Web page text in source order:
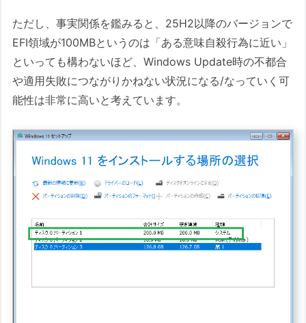
ただし、事実関係を鑑みると、25H2以降のバージョンで
EFI領域が100MBというのは「ある意味自殺行為に近い」
といっても構わないほど、Windows Update時の不都合
や適用失敗につながりかねない状況になる/なっていく可
能性は非常に高いと考えています。